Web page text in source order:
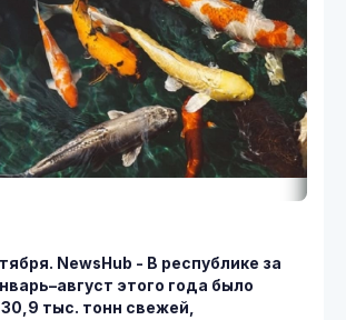
NewsHub - В республике за
этого года было
тыс. тонн свежей,